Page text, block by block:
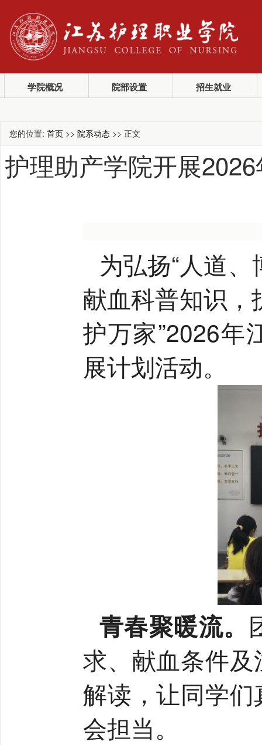
学院概况 院部设置 招生就业
您的位置: 首页 >> 院系动态 >> 正文
护理助产学院开展
为弘扬“人道
献血科普知识，
护万家”2026年
展计划活动。
青春聚暖流。
求、献血条件
解读，让同学
会担当。